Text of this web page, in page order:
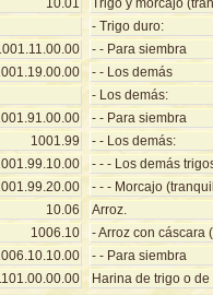
10.01
Trigo y morcajo
- Trigo duro:
- - Para siembra
- - Los demás
- Los demás:
- - Para siembra
1001.99
- - Los demás:
- - - Los demás
- - - Morcajo
10.06
Arroz.
1006.10
- Arroz con cáscara
- - Para siembra
Harina de trigo o